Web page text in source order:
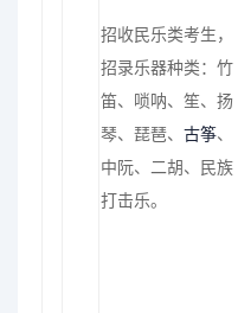
招收民乐类考生，
招录乐器种类：竹
笛、唢呐、笙、扬
琴、琵琶、 古筝、
中阮、二胡、民族
打击乐。